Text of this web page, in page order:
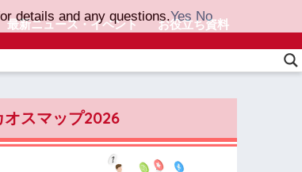
最新ニュース・イベント お役立ち資料
オスマップ2026
details and any questions.Yes No